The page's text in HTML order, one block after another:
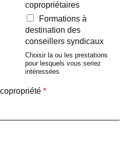
copropriétaires
Formations à
destination des
conseillers syndicaux
Choisir la ou les prestations
pour lesquels vous seriez
intéressées
*